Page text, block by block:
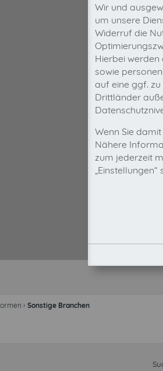
› Sonstige Branchen
Wir und
um unsere
Widerruf die
Hierbei
sowie
auf eine ggf.
Drittländer
Wenn Sie
Nähere
zum jederzeit